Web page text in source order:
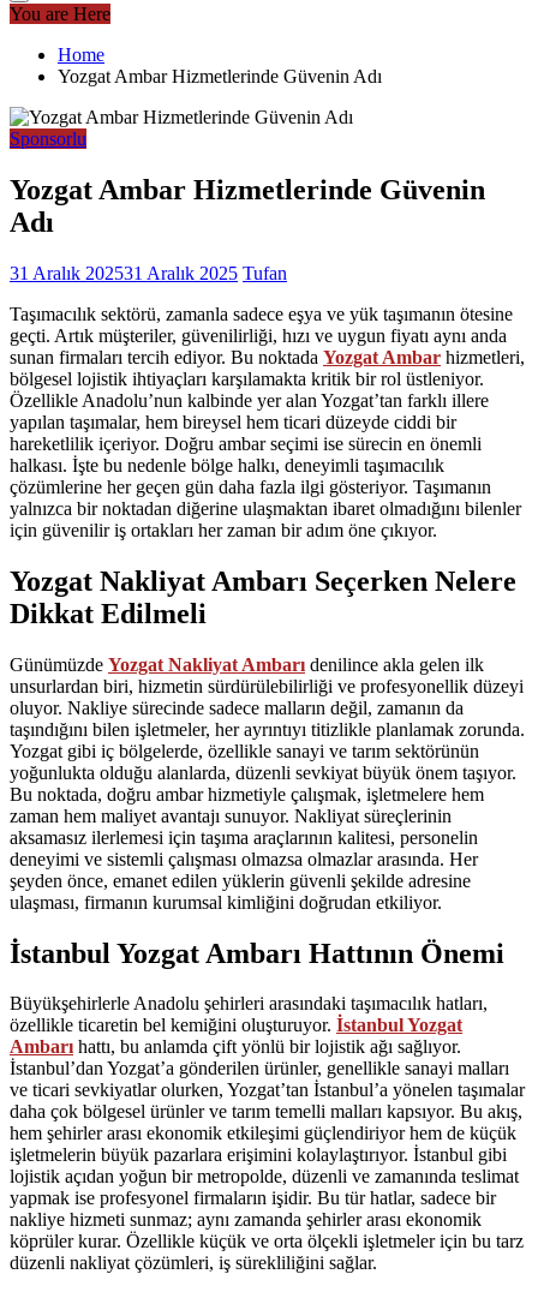
You are Here
Home
Yozgat Ambar Hizmetlerinde Güvenin Adı
Sponsorlu
Yozgat Ambar Hizmetlerinde Güvenin
Adı
31 Aralık 202531 Aralık 2025 Tufan
Taşımacılık sektörü, zamanla sadece eşya ve yük taşımanın ötesine
geçti. Artık müşteriler, güvenilirliği, hızı ve uygun fiyatı aynı anda
sunan firmaları tercih ediyor. Bu noktada Yozgat Ambar hizmetleri,
bölgesel lojistik ihtiyaçları karşılamakta kritik bir rol üstleniyor.
Özellikle Anadolu’nun kalbinde yer alan Yozgat’tan farklı illere
yapılan taşımalar, hem bireysel hem ticari düzeyde ciddi bir
hareketlilik içeriyor. Doğru ambar seçimi ise sürecin en önemli
halkası. İşte bu nedenle bölge halkı, deneyimli taşımacılık
çözümlerine her geçen gün daha fazla ilgi gösteriyor. Taşımanın
yalnızca bir noktadan diğerine ulaşmaktan ibaret olmadığını bilenler
için güvenilir iş ortakları her zaman bir adım öne çıkıyor.
Yozgat Nakliyat Ambarı Seçerken Nelere
Dikkat Edilmeli
Günümüzde Yozgat Nakliyat Ambarı denilince akla gelen ilk
unsurlardan biri, hizmetin sürdürülebilirliği ve profesyonellik düzeyi
oluyor. Nakliye sürecinde sadece malların değil, zamanın da
taşındığını bilen işletmeler, her ayrıntıyı titizlikle planlamak zorunda.
Yozgat gibi iç bölgelerde, özellikle sanayi ve tarım sektörünün
yoğunlukta olduğu alanlarda, düzenli sevkiyat büyük önem taşıyor.
Bu noktada, doğru ambar hizmetiyle çalışmak, işletmelere hem
zaman hem maliyet avantajı sunuyor. Nakliyat süreçlerinin
aksamasız ilerlemesi için taşıma araçlarının kalitesi, personelin
deneyimi ve sistemli çalışması olmazsa olmazlar arasında. Her
şeyden önce, emanet edilen yüklerin güvenli şekilde adresine
ulaşması, firmanın kurumsal kimliğini doğrudan etkiliyor.
İstanbul Yozgat Ambarı Hattının Önemi
Büyükşehirlerle Anadolu şehirleri arasındaki taşımacılık hatları,
özellikle ticaretin bel kemiğini oluşturuyor. İstanbul Yozgat
Ambarıhattı, bu anlamda çift yönlü bir lojistik ağı sağlıyor.
İstanbul’dan Yozgat’a gönderilen ürünler, genellikle sanayi malları
ve ticari sevkiyatlar olurken, Yozgat’tan İstanbul’a yönelen taşımalar
daha çok bölgesel ürünler ve tarım temelli malları kapsıyor. Bu akış,
hem şehirler arası ekonomik etkileşimi güçlendiriyor hem de küçük
işletmelerin büyük pazarlara erişimini kolaylaştırıyor. İstanbul gibi
lojistik açıdan yoğun bir metropolde, düzenli ve zamanında teslimat
yapmak ise profesyonel firmaların işidir. Bu tür hatlar, sadece bir
nakliye hizmeti sunmaz; aynı zamanda şehirler arası ekonomik
köprüler kurar. Özellikle küçük ve orta ölçekli işletmeler için bu tarz
düzenli nakliyat çözümleri, iş sürekliliğini sağlar.